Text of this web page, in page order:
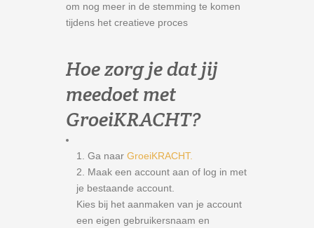
om nog meer in de stemming te komen
tijdens het creatieve proces
Hoe zorg je dat jij
meedoet met
GroeiKRACHT?
Ga naar GroeiKRACHT.
Maak een account aan of log in met
je bestaande account.
Kies bij het aanmaken van je account
een eigen gebruikersnaam en